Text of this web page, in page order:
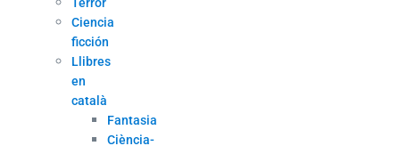
Terror
Ciencia
ficción
Llibres
en
català
Fantasia
Ciència-